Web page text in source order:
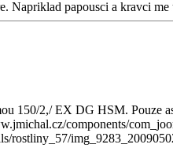
Napriklad papousci a kravci
150/2,/ EX DG HSM. Pouze
components/
rostliny_57/